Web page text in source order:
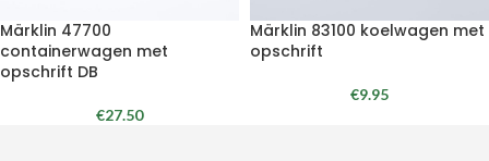
Märklin 47700
containerwagen met
opschrift DB
€27.50
Märklin 83100 koelwagen met
opschrift
€9.95